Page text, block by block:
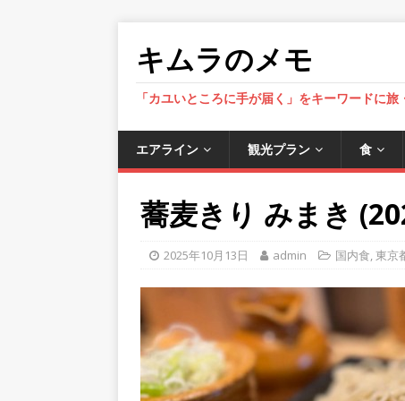
キムラのメモ
「カユいところに手が届く」をキーワードに
エアライン 観光プラン 食
蕎麦きり みまき
2025年10月13日 admin 国内食,東京